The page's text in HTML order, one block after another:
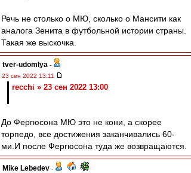
Речь не столько о МЮ, сколько о Мансити как
аналога Зенита в футбольной истории страны.
Такая же выскочка.
tver-udomlya -
23 сен 2022 13:11
recchi » 23 сен 2022 13:00
До Фергюсона МЮ это не кони, а скорее
торпедо, все достижения заканчивались 60-
ми.И после Фергюсона туда же возвращаются.
Mike Lebedev -